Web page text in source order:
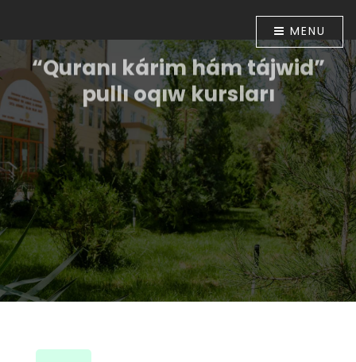
MENU
“Quranı kárim hám tájwid”
pullı oqıw kursları
Ózbekstan Respublikası Prezidentiniń “Diniy-
aǵartıwshılıq tarawınıń jumısın túpkilikli jetilistiriw
ilajları haqqında”ǵı 2018-jıl 16-apreldegi PP-5416-sanlı
Pármanı menen tastıyıqlanǵan ilajlar
Baǵdarlamasınıń 6-bántinde belgilengen
wazıypalardıń orınlanıwın támiyinlew maqsetinde
Ózbekstan musılmanları mákemesiniń 2018-jıl 30-
apreldegi 01A/056-sanlı buyrıǵı tastıyıqlanǵan. Usı
múnásibet penen Muhammad ibn Ahmad al-Beruniy
medresesinde 2018-jıl 10-iyunnan baslap “Quranı